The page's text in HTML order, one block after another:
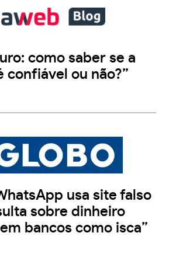
como saber se a
confiável ou não?”
usa site falso
sobre dinheiro
bancos como isca”